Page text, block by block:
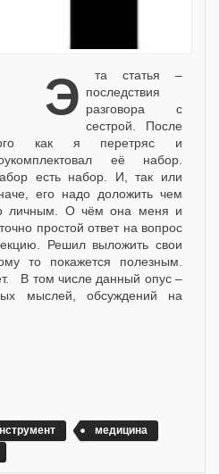
Эта статья – последствия
разговора с
сестрой. После
как я перетряс и
её набор.
есть набор. И, так или
его надо доложить чем
личным. О чём она меня и
простой ответ на вопрос
Решил выложить свои
то покажется полезным.
В том числе данный опус –
мыслей, обсуждений на
медицина